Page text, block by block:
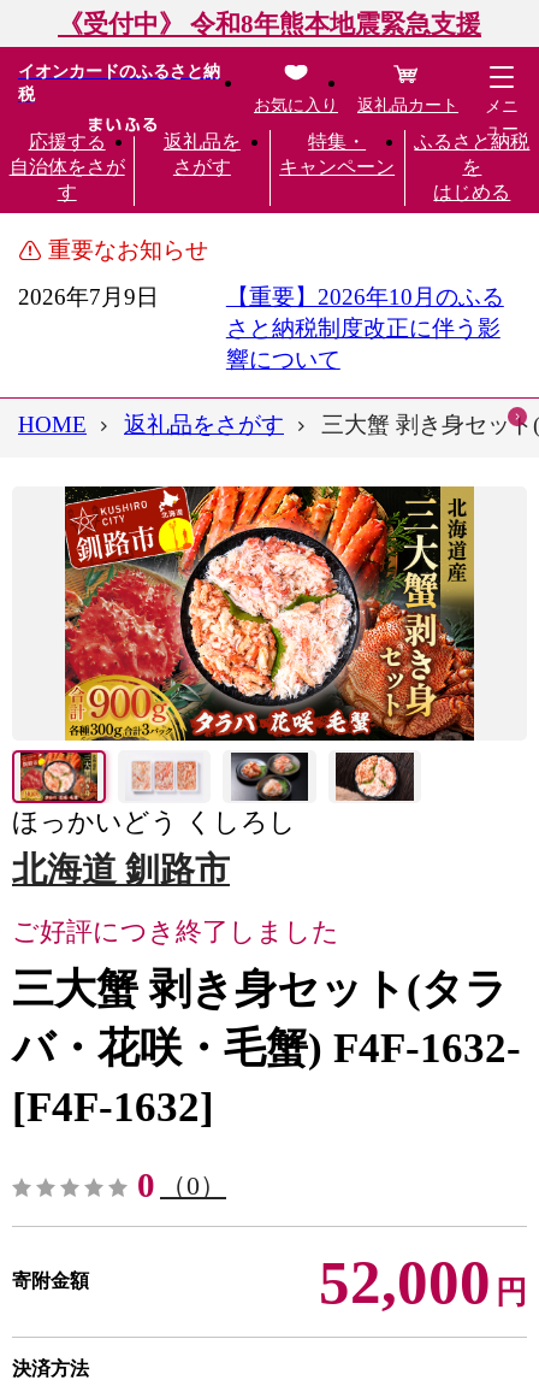
《受付中》 令和8年熊本地震緊急支援
イオンカードのふるさと納
税
応援する
自治体をさが
す
返礼品を
さがす
特集・
キャンペーン
ふるさと納税
を
はじめる
お気に入り 返礼品カート
メニ
ュー
重要なお知らせ
2026年7月9日
【重要】2026年10月のふる
さと納税制度改正に伴う影
響について
HOME 返礼品をさがす 三大蟹 剥き身セッ
ほっかいどう くしろし
北海道 釧路市
ご好評につき終了しました
三大蟹 剥き身セット(タラ
バ・花咲・毛蟹) F4F-1632-
[F4F-1632]
0 （0）
寄附金額 52,000 円
決済方法